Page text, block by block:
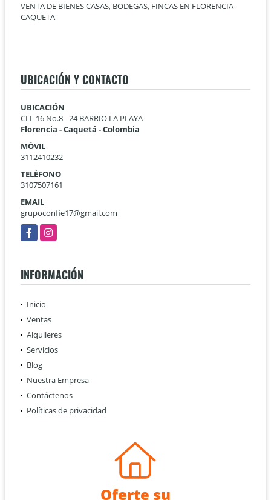
VENTA DE BIENES CASAS, BODEGAS, FINCAS EN FLORENCIA
CAQUETA
UBICACIÓN Y CONTACTO
UBICACIÓN
CLL 16 No.8 - 24 BARRIO LA PLAYA
Florencia - Caquetá - Colombia
MÓVIL
3112410232
TELÉFONO
3107507161
EMAIL
grupoconfie17@gmail.com
FacebookInstagram
INFORMACIÓN
Inicio
Ventas
Alquileres
Servicios
Blog
Nuestra Empresa
Contáctenos
Políticas de privacidad
Oferte su